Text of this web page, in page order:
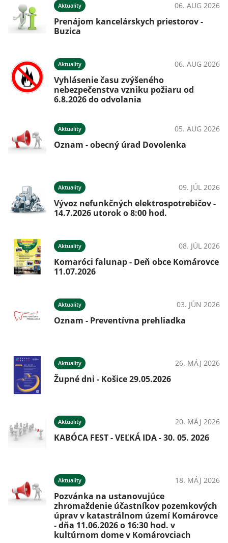
Aktuality 06. AUG 2026
Prenájom kancelárskych priestorov -
Buzica
Aktuality 06. AUG 2026
Vyhlásenie času zvýšeného
nebezpečenstva vzniku požiaru od
6.8.2026 do odvolania
Aktuality 05. AUG 2026
Oznam - obecný úrad Dovolenka
Aktuality 09. JÚL 2026
Vývoz nefunkčných elektrospotrebičov -
14.7.2026 utorok o 8:00 hod.
Aktuality 08. JÚL 2026
Komaróci falunap - Deň obce Komárovce
11.07.2026
Aktuality 03. JÚN 2026
Oznam - Preventívna prehliadka
Aktuality 26. MÁJ 2026
Župné dni - Košice 29.05.2026
Aktuality 20. MÁJ 2026
KABÓCA FEST - VEĽKÁ IDA - 30. 05. 2026
Aktuality 18. MÁJ 2026
Pozvánka na ustanovujúce
zhromaždenie účastníkov pozemkových
úprav v katastrálnom území Komárovce
- dňa 11.06.2026 o 16:30 hod. v
kultúrnom dome v Komárovciach